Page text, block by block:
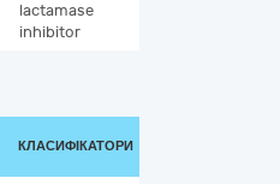
lactamase
inhibitor
КЛАСИФІКАТОРИ